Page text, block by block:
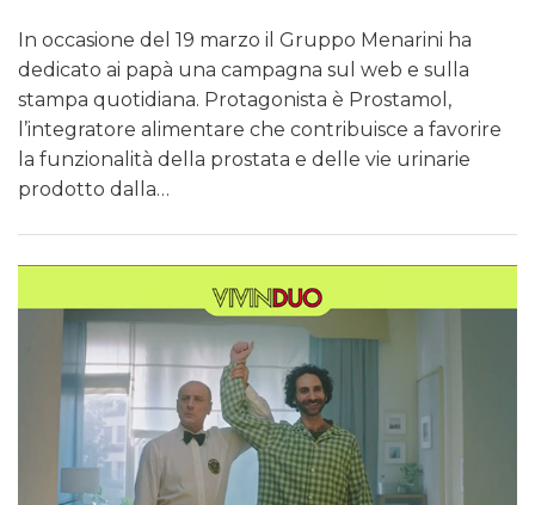
In occasione del 19 marzo il Gruppo Menarini ha
dedicato ai papà una campagna sul web e sulla
stampa quotidiana. Protagonista è Prostamol,
l’integratore alimentare che contribuisce a favorire
la funzionalità della prostata e delle vie urinarie
prodotto dalla…